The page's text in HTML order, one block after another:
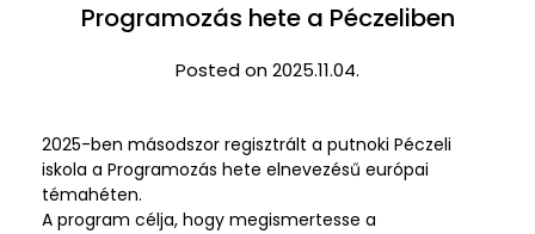
Programozás hete a Péczeliben
Posted on 2025.11.04.
2025-ben másodszor regisztrált a putnoki Péczeli
iskola a Programozás hete elnevezésű európai
témahéten.
A program célja, hogy megismertesse a